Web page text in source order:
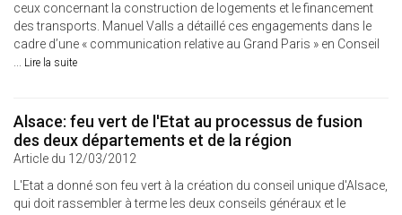
ceux concernant la construction de logements et le financement
des transports. Manuel Valls a détaillé ces engagements dans le
cadre d’une « communication relative au Grand Paris » en Conseil
... Lire la suite
Alsace: feu vert de l'Etat au processus de fusion
des deux départements et de la région
Article du 12/03/2012
L'Etat a donné son feu vert à la création du conseil unique d'Alsace,
qui doit rassembler à terme les deux conseils généraux et le